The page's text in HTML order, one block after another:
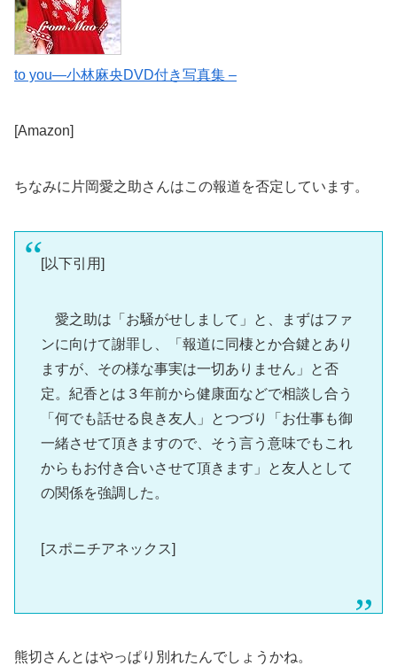
to you―小林麻央DVD付き写真集 –
[Amazon]
ちなみに片岡愛之助さんはこの報道を否定しています。
[以下引用]
愛之助は「お騒がせしまして」と、まずはファ
ンに向けて謝罪し、「報道に同棲とか合鍵とあり
ますが、その様な事実は一切ありません」と否
定。紀香とは３年前から健康面などで相談し合う
「何でも話せる良き友人」とつづり「お仕事も御
一緒させて頂きますので、そう言う意味でもこれ
からもお付き合いさせて頂きます」と友人として
の関係を強調した。
[スポニチアネックス]
熊切さんとはやっぱり別れたんでしょうかね。